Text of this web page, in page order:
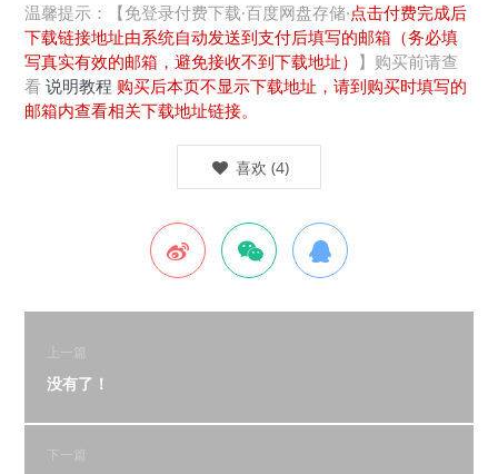
温馨提示：【免登录付费下载·百度网盘存储·点击付费完成后
下载链接地址由系统自动发送到支付后填写的邮箱（务必填
写真实有效的邮箱，避免接收不到下载地址） 】购买前请查
看 说明教程 购买后本页不显示下载地址，请到购买时填写的
邮箱内查看相关下载地址链接。
喜欢 (4)
上一篇
没有了！
下一篇